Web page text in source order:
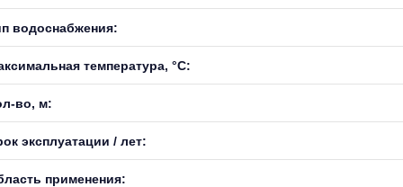
водоснабжения:
температура, °С:
во, м:
эксплуатации / лет:
применения: